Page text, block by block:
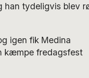
han tydeligvis blev
igen fik Medina
kæmpe fredagsfest